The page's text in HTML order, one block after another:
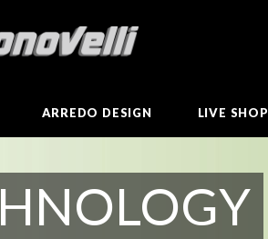
ARREDO DESIGN LIVE SHOP